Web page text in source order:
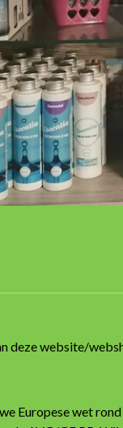
deze website/
Europese wet